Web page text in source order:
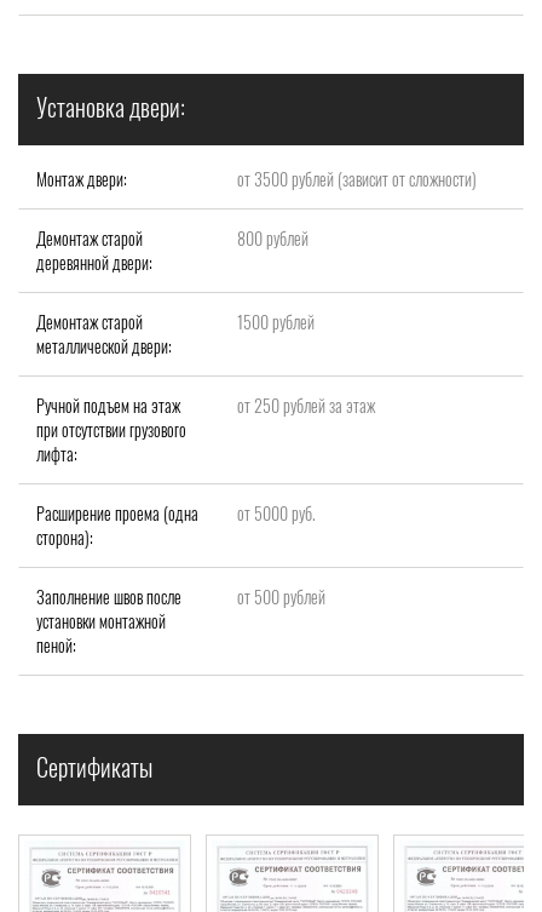
Установка двери:
Монтаж двери: от 3500 рублей (зависит от сложности)
Демонтаж старой
деревянной двери:
800 рублей
Демонтаж старой
металлической двери:
1500 рублей
Ручной подъем на этаж
при отсутствии грузового
лифта:
от 250 рублей за этаж
Расширение проема (одна
сторона):
от 5000 руб.
Заполнение швов после
установки монтажной
пеной:
от 500 рублей
Сертификаты